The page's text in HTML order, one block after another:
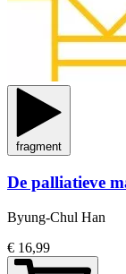
fragment
De palliatieve
Byung-Chul Han
€ 16,99